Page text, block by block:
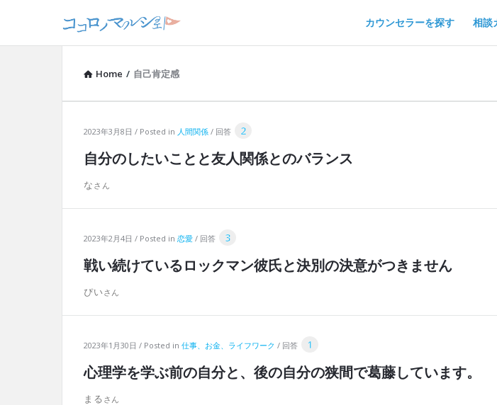
コ
コ
ノ
ェ
Navigation
カウンセラーを探す 相談
Home / 自己肯定感
コ
コ
ロ
マ
ル
Latest
Articles
2023年3月8日 Posted in 人間関係 回答 2
自分のしたいことと友人関係とのバランス
な
2023年2月4日 Posted in 恋愛 回答 3
戦い続けているロックマン彼氏と決別の決意がつきません
ぴい
2023年1月30日 Posted in 仕事、お金、ライフワーク 回答 1
心理学を学ぶ前の自分と、後の自分の狭間で葛藤しています。
まる